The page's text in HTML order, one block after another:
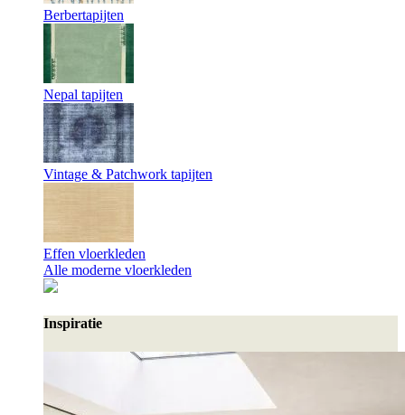
Berbertapijten
Nepal tapijten
Vintage & Patchwork tapijten
Effen vloerkleden
Alle moderne vloerkleden
Inspiratie